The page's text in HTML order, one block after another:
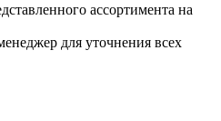
ассортимента на
для уточнения всех